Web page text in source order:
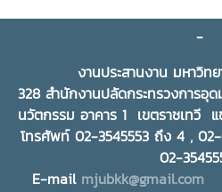
อุดมศึกษา วิจัยและนวัตกรรม เป็นป
พิเศษ หัวข้อ "Transforming
Towards an Intelligent
ด้วย AI: ขับเคลื่อนสู่อนาคตอัจฉริย
พล ทองมา อธิการบดีมหาวิทยาลัย
เรวัต รัตนกาญจน์ ประธานที่ประชุ
-
งานประสานงาน มหาวิท
328 สำนักงานปลัดกระทรวงการอุ
นวัตกรรม อาคาร 1 เขตราชเทวี
โทรศัพท์ 02-3545553 ถึง 4 , 02-
02-
E-mail mjubkk@gmail.com